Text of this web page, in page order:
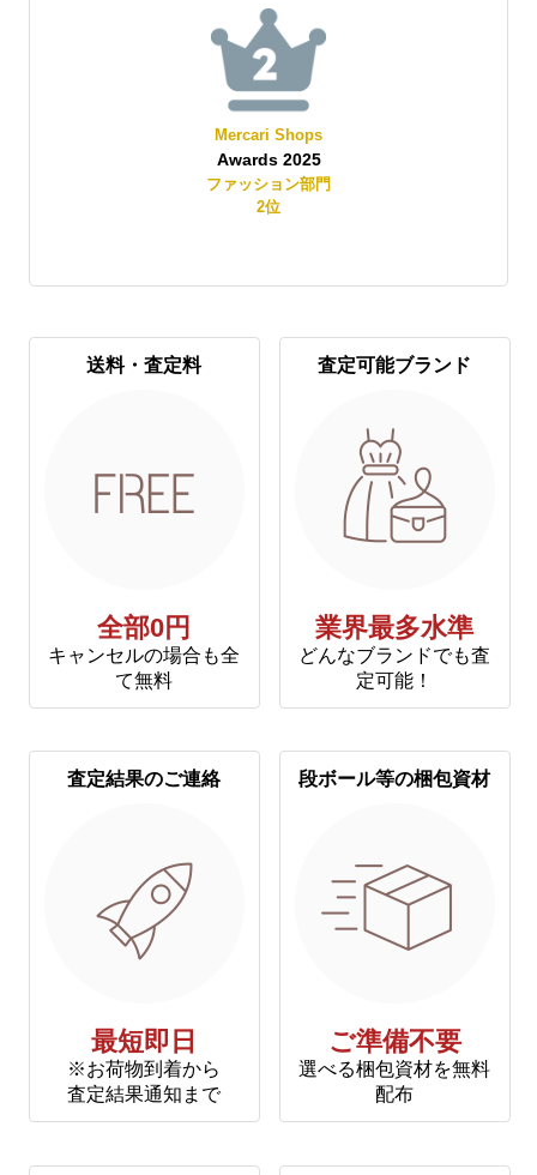
Mercari Shops
Awards 2025
ファッション部門
2位
送料・査定料
全部0円
キャンセルの場合も全
て無料
査定可能ブランド
業界最多水準
どんなブランドでも査
定可能！
査定結果のご連絡
最短即日
※お荷物到着から
査定結果通知まで
段ボール等の梱包資材
ご準備不要
選べる梱包資材を無料
配布